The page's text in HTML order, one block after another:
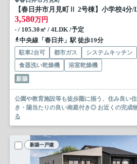
3,580万円
- / 105.30㎡ / 4LDK /予定
中央線「春日井」駅 徒歩19分
駐車2台可 都市ガス システムキッチン
食器洗い乾燥機
浴室乾燥機
新築
公園や教育施設等も徒歩圏に揃う、住み良い
き・陽当たりの良い南庭付き◎ お近くの完成
る
新築一戸建